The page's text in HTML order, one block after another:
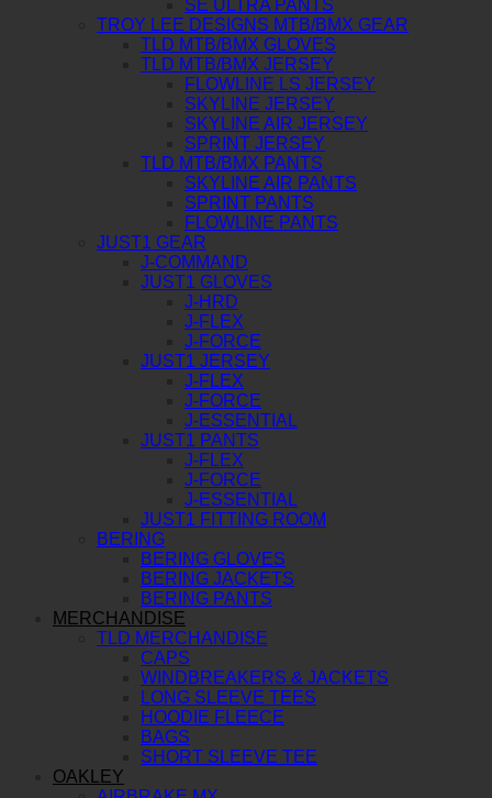
SE ULTRA PANTS
TROY LEE DESIGNS MTB/BMX GEAR
TLD MTB/BMX GLOVES
TLD MTB/BMX JERSEY
FLOWLINE LS JERSEY
SKYLINE JERSEY
SKYLINE AIR JERSEY
SPRINT JERSEY
TLD MTB/BMX PANTS
SKYLINE AIR PANTS
SPRINT PANTS
FLOWLINE PANTS
JUST1 GEAR
J-COMMAND
JUST1 GLOVES
J-HRD
J-FLEX
J-FORCE
JUST1 JERSEY
J-FLEX
J-FORCE
J-ESSENTIAL
JUST1 PANTS
J-FLEX
J-FORCE
J-ESSENTIAL
JUST1 FITTING ROOM
BERING
BERING GLOVES
BERING JACKETS
BERING PANTS
MERCHANDISE
TLD MERCHANDISE
CAPS
WINDBREAKERS & JACKETS
LONG SLEEVE TEES
HOODIE FLEECE
BAGS
SHORT SLEEVE TEE
OAKLEY